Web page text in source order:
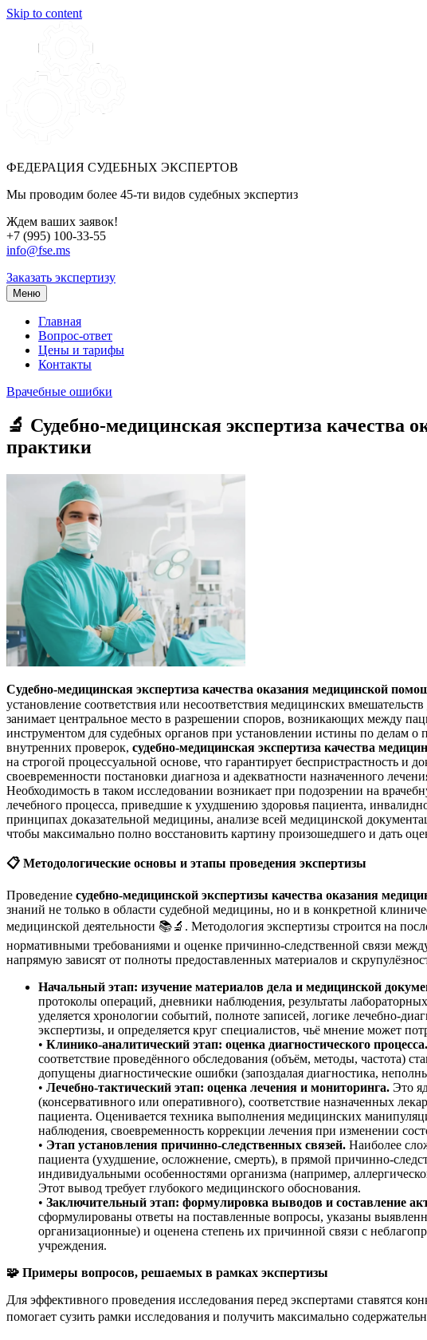
Skip to content
ФЕДЕРАЦИЯ СУДЕБНЫХ ЭКСПЕРТОВ
Мы проводим более 45-ти видов судебных экспертиз
Ждем ваших заявок!
+7 (995) 100-33-55
info@fse.ms
Заказать экспертизу
Меню
Главная
Вопрос-ответ
Цены и тарифы
Контакты
Врачебные ошибки
🔬 Судебно-медицинская экспертиза
практики
Судебно-медицинская экспертиза качества оказания медицинской
установление соответствия или несоответствия медицинских
занимает центральное место в разрешении споров, возникающих между
инструментом для судебных органов при установлении истины по делам
внутренних проверок, судебно-медицинская экспертиза качества
на строгой процессуальной основе, что гарантирует беспристрастность
своевременности постановки диагноза и адекватности назначенного
Необходимость в таком исследовании возникает при подозрении на
лечебного процесса, приведшие к ухудшению здоровья пациента,
принципах доказательной медицины, анализе всей медицинской
чтобы максимально полно восстановить картину произошедшего и дать
📋 Методологические основы и этапы проведения экспертизы
Проведение судебно-медицинской экспертизы качества оказания
знаний не только в области судебной медицины, но и в конкретной
медицинской деятельности 📚🔬. Методология экспертизы строится на
нормативными требованиями и оценке причинно-следственной связи
напрямую зависят от полноты предоставленных материалов и
Начальный этап: изучение материалов дела и медицинской
протоколы операций, дневники наблюдения, результаты
уделяется хронологии событий, полноте записей, логике лечебно-
экспертизы, и определяется круг специалистов, чьё мнение может
• Клинико-аналитический этап: оценка диагностического процесса.
соответствие проведённого обследования (объём, методы, частота)
допущены диагностические ошибки (запоздалая диагностика,
• Лечебно-тактический этап: оценка лечения и мониторинга. Это
(консервативного или оперативного), соответствие назначенных
пациента. Оценивается техника выполнения медицинских
наблюдения, своевременность коррекции лечения при изменении
• Этап установления причинно-следственных связей. Наиболее
пациента (ухудшение, осложнение, смерть), в прямой причинно-
индивидуальными особенностями организма (например,
Этот вывод требует глубокого медицинского обоснования.
• Заключительный этап: формулировка выводов и составление
сформулированы ответы на поставленные вопросы, указаны
организационные) и оценена степень их причинной связи с
учреждения.
🧩 Примеры вопросов, решаемых в рамках экспертизы
Для эффективного проведения исследования перед экспертами ставятся
помогает сузить рамки исследования и получить максимально